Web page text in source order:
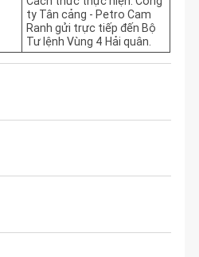
ty Tân cảng - Petro Cam
Ranh gửi trực tiếp đến Bộ
Tư lệnh Vùng 4 Hải quân.